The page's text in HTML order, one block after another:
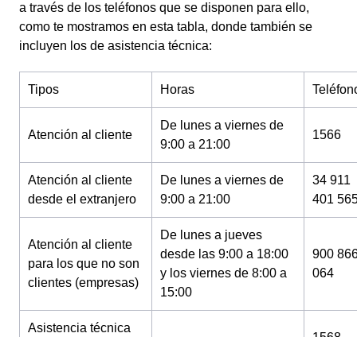
a través de los teléfonos que se disponen para ello,
como te mostramos en esta tabla, donde también se
incluyen los de asistencia técnica:
Tipos Horas
Atención al cliente
De lunes a viernes de
9:00 a 21:00
1566
Atención al cliente
desde el extranjero
De lunes a viernes de
9:00 a 21:00
34 911
401
Atención al cliente
para los que no son
clientes (empresas)
De lunes a jueves
desde las 9:00 a 18:00
y los viernes de 8:00 a
15:00
900
064
Asistencia técnica